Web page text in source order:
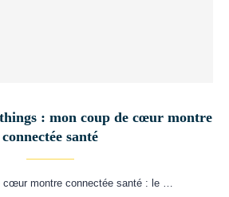
: mon coup de cœur montre
connectée santé
cœur montre connectée santé : le …